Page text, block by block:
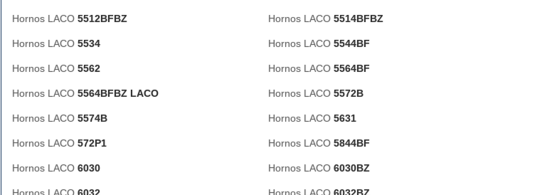
Hornos LACO 5512BFBZ Hornos LACO 5514BFBZ
Hornos LACO 5534 Hornos LACO 5544BF
Hornos LACO 5562 Hornos LACO 5564BF
Hornos LACO 5564BFBZ LACO Hornos LACO 5572B
Hornos LACO 5574B Hornos LACO 5631
Hornos LACO 572P1 Hornos LACO 5844BF
Hornos LACO 6030 Hornos LACO 6030BZ